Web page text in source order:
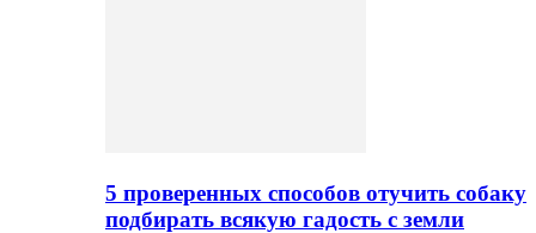
5 проверенных способов отучить собаку
подбирать всякую гадость с земли